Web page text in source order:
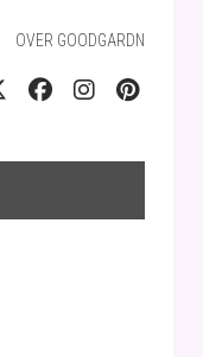
OVER GOODGARDN